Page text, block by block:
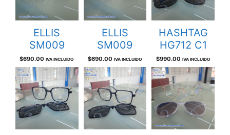
ELLIS
SM009
$690.00 IVA INCLUIDO
ELLIS
SM009
$690.00 IVA INCLUIDO
HASHTAG
HG712 C1
$990.00 IVA INCLUIDO